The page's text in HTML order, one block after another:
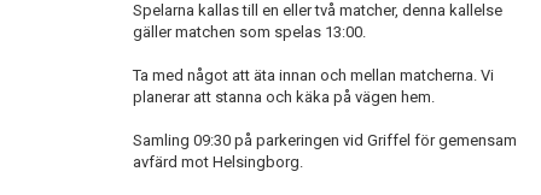
Spelarna kallas till en eller två matcher, denna kallelse
gäller matchen som spelas 13:00.
Ta med något att äta innan och mellan matcherna. Vi
planerar att stanna och käka på vägen hem.
Samling 09:30 på parkeringen vid Griffel för gemensam
avfärd mot Helsingborg.